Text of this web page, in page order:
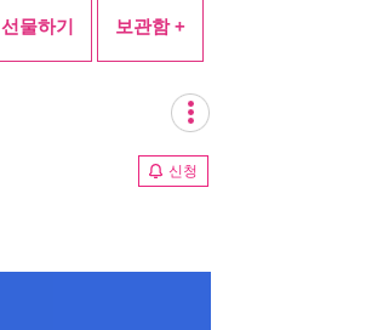
선물하기 보관함 +
신청